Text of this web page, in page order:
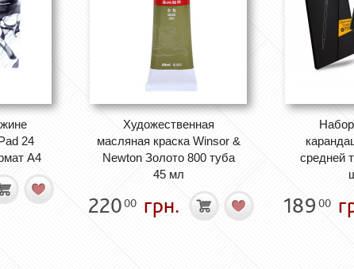
24
А4
Художественная
масляная краска Winsor &
Newton Золото 800 туба
45 мл
22000 грн.
средней
18900